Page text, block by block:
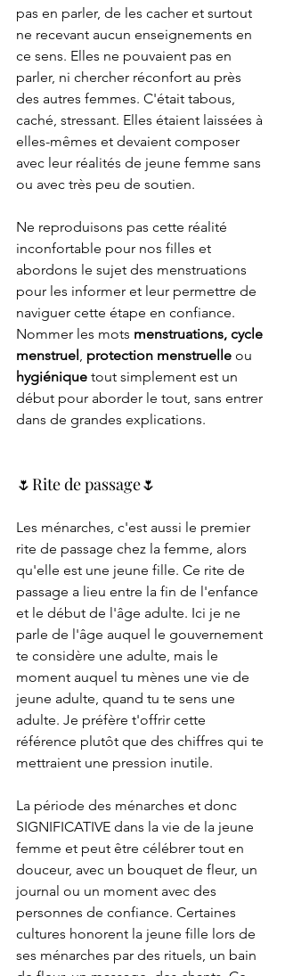
pas en parler, de les cacher et surtout
ne recevant aucun enseignements en
ce sens. Elles ne pouvaient pas en
parler, ni chercher réconfort au près
des autres femmes. C'était tabous,
caché, stressant. Elles étaient laissées à
elles-mêmes et devaient composer
avec leur réalités de jeune femme sans
ou avec très peu de soutien.
Ne reproduisons pas cette réalité
inconfortable pour nos filles et
abordons le sujet des menstruations
pour les informer et leur permettre de
naviguer cette étape en confiance.
Nommer les mots menstruations, cycle
menstruel , protection menstruelle ou
hygiénique tout simplement est un
début pour aborder le tout, sans entrer
dans de grandes explications.
🌷Rite de passage🌷
Les ménarches, c'est aussi le premier
rite de passage chez la femme, alors
qu'elle est une jeune fille. Ce rite de
passage a lieu entre la fin de l'enfance
et le début de l'âge adulte. Ici je ne
parle de l'âge auquel le gouvernement
te considère une adulte, mais le
moment auquel tu mènes une vie de
jeune adulte, quand tu te sens une
adulte. Je préfère t'offrir cette
référence plutôt que des chiffres qui te
mettraient une pression inutile.
La période des ménarches et donc
SIGNIFICATIVE dans la vie de la jeune
femme et peut être célébrer tout en
douceur, avec un bouquet de fleur, un
journal ou un moment avec des
personnes de confiance. Certaines
cultures honorent la jeune fille lors de
ses ménarches par des rituels, un bain